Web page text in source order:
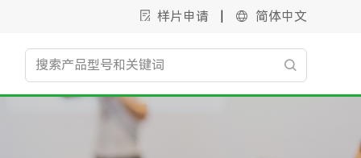
样片申请 简体中文